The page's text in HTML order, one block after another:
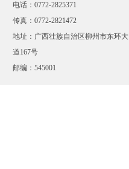
电话：0772-2825371
传真：0772-2821472
地址：广西壮族自治区柳州市东环大
道167号
邮编：545001